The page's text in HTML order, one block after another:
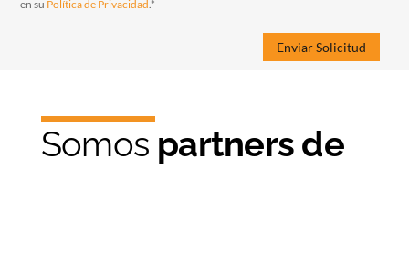
en su Política de Privacidad.*
Somos partners de